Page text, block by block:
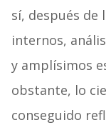
sí, después de
internos,
y amplísimos
obstante, lo
conseguido